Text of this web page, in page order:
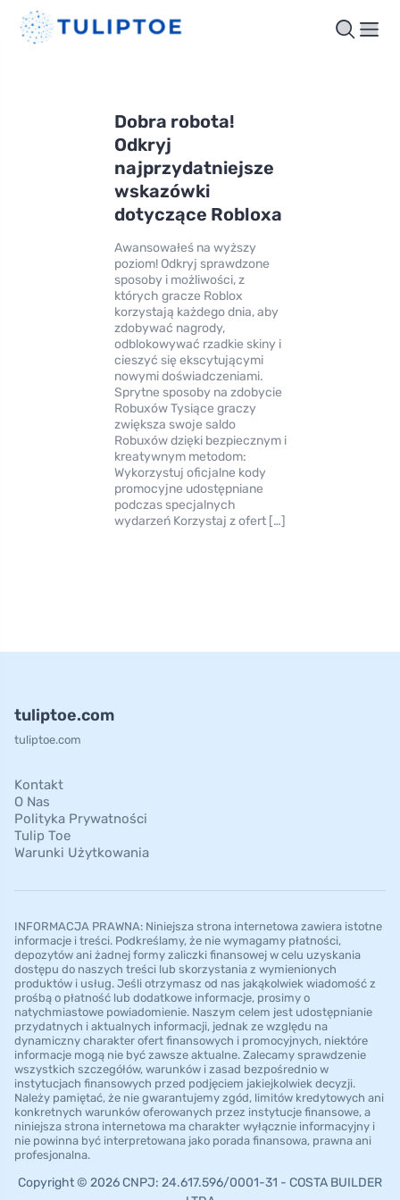
Dobra robota!
Odkryj
najprzydatniejsze
wskazówki
dotyczące Robloxa
Awansowałeś na wyższy
poziom! Odkryj sprawdzone
sposoby i możliwości, z
których gracze Roblox
korzystają każdego dnia, aby
zdobywać nagrody,
odblokowywać rzadkie skiny i
cieszyć się ekscytującymi
nowymi doświadczeniami.
Sprytne sposoby na zdobycie
Robuxów Tysiące graczy
zwiększa swoje saldo
Robuxów dzięki bezpiecznym i
kreatywnym metodom:
Wykorzystuj oficjalne kody
promocyjne udostępniane
podczas specjalnych
wydarzeń Korzystaj z ofert […]
tuliptoe.com
tuliptoe.com
Kontakt
O Nas
Polityka Prywatności
Tulip Toe
Warunki Użytkowania
INFORMACJA PRAWNA: Niniejsza strona internetowa zawiera istotne
informacje i treści. Podkreślamy, że nie wymagamy płatności,
depozytów ani żadnej formy zaliczki finansowej w celu uzyskania
dostępu do naszych treści lub skorzystania z wymienionych
produktów i usług. Jeśli otrzymasz od nas jakąkolwiek wiadomość z
prośbą o płatność lub dodatkowe informacje, prosimy o
natychmiastowe powiadomienie. Naszym celem jest udostępnianie
przydatnych i aktualnych informacji, jednak ze względu na
dynamiczny charakter ofert finansowych i promocyjnych, niektóre
informacje mogą nie być zawsze aktualne. Zalecamy sprawdzenie
wszystkich szczegółów, warunków i zasad bezpośrednio w
instytucjach finansowych przed podjęciem jakiejkolwiek decyzji.
Należy pamiętać, że nie gwarantujemy zgód, limitów kredytowych ani
konkretnych warunków oferowanych przez instytucje finansowe, a
niniejsza strona internetowa ma charakter wyłącznie informacyjny i
nie powinna być interpretowana jako porada finansowa, prawna ani
profesjonalna.
Copyright © 2026 CNPJ: 24.617.596/0001-31 - COSTA BUILDER